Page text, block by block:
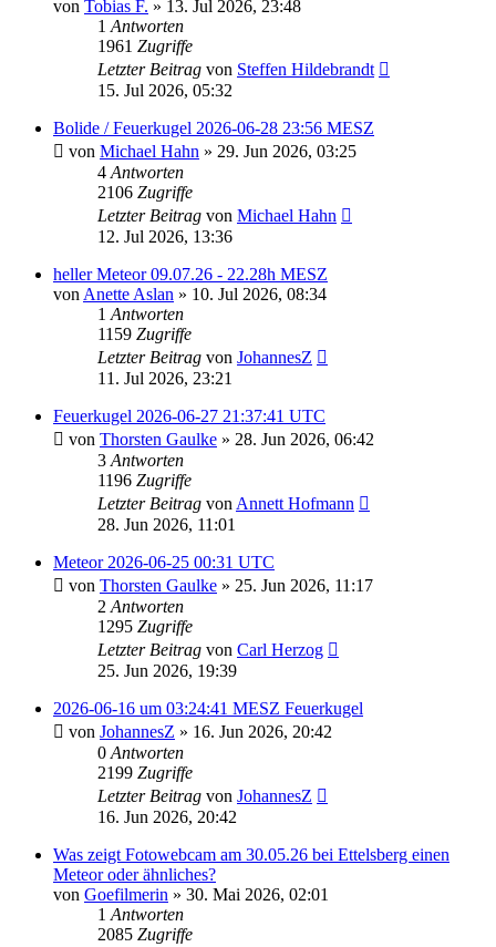
von Tobias F. » 13. Jul 2026, 23:48
1 Antworten
1961 Zugriffe
Letzter Beitrag von Steffen Hildebrandt
15. Jul 2026, 05:32
Bolide / Feuerkugel 2026-06-28 23:56 MESZ
von Michael Hahn » 29. Jun 2026, 03:25
4 Antworten
2106 Zugriffe
Letzter Beitrag von Michael Hahn
12. Jul 2026, 13:36
heller Meteor 09.07.26 - 22.28h MESZ
von Anette Aslan » 10. Jul 2026, 08:34
1 Antworten
1159 Zugriffe
Letzter Beitrag von JohannesZ
11. Jul 2026, 23:21
Feuerkugel 2026-06-27 21:37:41 UTC
von Thorsten Gaulke » 28. Jun 2026, 06:42
3 Antworten
1196 Zugriffe
Letzter Beitrag von Annett Hofmann
28. Jun 2026, 11:01
Meteor 2026-06-25 00:31 UTC
von Thorsten Gaulke » 25. Jun 2026, 11:17
2 Antworten
1295 Zugriffe
Letzter Beitrag von Carl Herzog
25. Jun 2026, 19:39
2026-06-16 um 03:24:41 MESZ Feuerkugel
von JohannesZ » 16. Jun 2026, 20:42
0 Antworten
2199 Zugriffe
Letzter Beitrag von JohannesZ
16. Jun 2026, 20:42
Was zeigt Fotowebcam am 30.05.26 bei Ettelsberg einen
Meteor oder ähnliches?
von Goefilmerin » 30. Mai 2026, 02:01
1 Antworten
2085 Zugriffe